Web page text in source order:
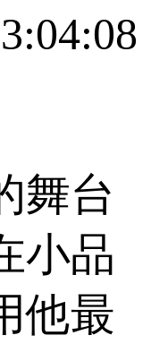
舞台
小品
他最